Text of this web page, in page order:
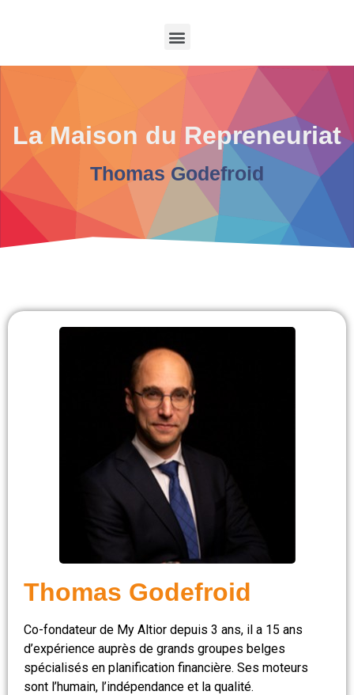
La Maison du Repreneuriat
Thomas Godefroid
Thomas Godefroid
Co-fondateur de My Altior depuis 3 ans, il a 15 ans
d’expérience auprès de grands groupes belges
spécialisés en planification financière. Ses moteurs
sont l’humain, l’indépendance et la qualité.